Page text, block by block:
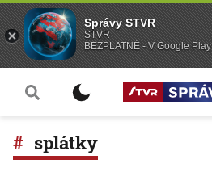
splátky
Správy STVR
STVR
BEZPLATNÉ - V Google Play